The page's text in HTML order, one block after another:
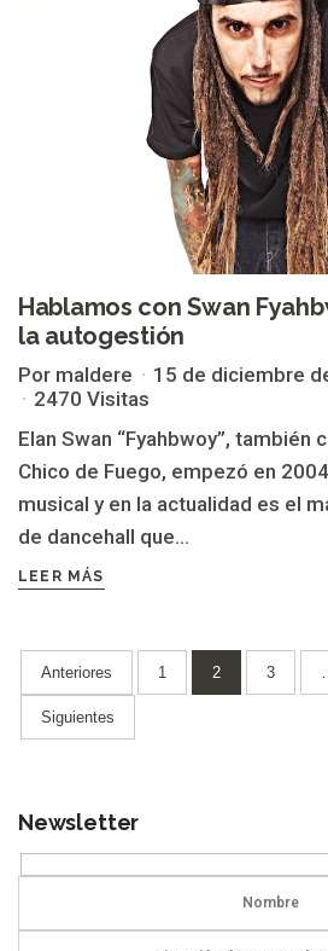
Hablamos con Swan
la autogestión
Por maldere
15 de diciembre
2470 Visitas
Elan Swan “Fyahbwoy”, también
Chico de Fuego, empezó en
musical y en la actualidad es el
de dancehall que...
LEER MÁS
Paginación
de
Anteriores 1 2 3
Siguientes
Newsletter